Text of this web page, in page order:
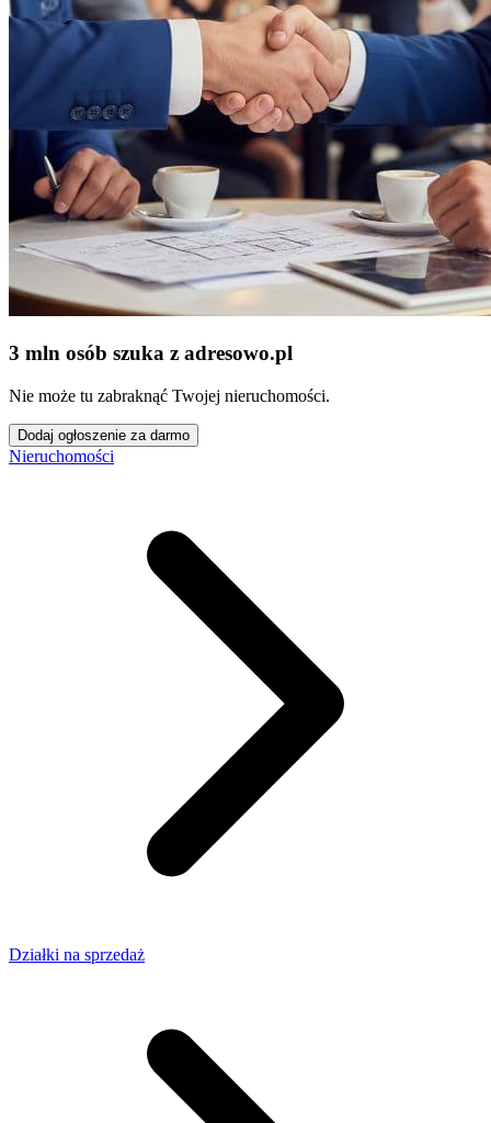
3 mln osób szuka z adresowo.pl
Nie może tu zabraknąć Twojej nieruchomości.
Dodaj ogłoszenie za darmo
Nieruchomości
Działki na sprzedaż